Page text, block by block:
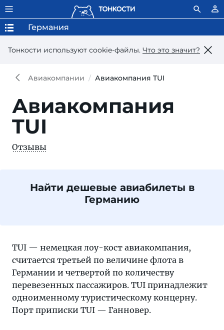
Тонкости используют сookie-файлы. Что это значит?
Германия
Авиакомпании Авиакомпания TUI
Авиакомпания
TUI
Отзывы
Найти дешевые авиабилеты в
Германию
TUI — немецкая лоу-кост авиакомпания,
считается третьей по величине флота в
Германии и четвертой по количеству
перевезенных пассажиров. TUI принадлежит
одноименному туристическому концерну.
Порт приписки TUI — Ганновер.